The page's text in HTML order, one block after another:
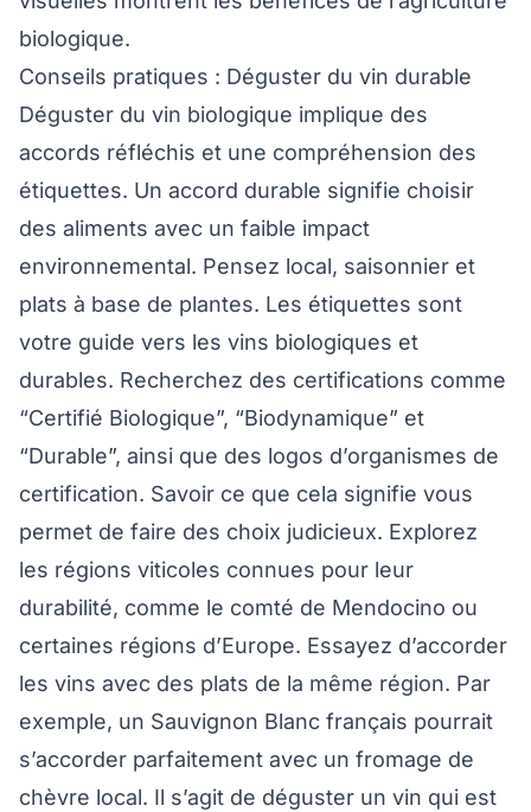
biologique.
Conseils pratiques : Déguster du vin durable
Déguster du vin biologique implique des
accords réfléchis et une compréhension des
étiquettes. Un accord durable signifie choisir
des aliments avec un faible impact
environnemental. Pensez local, saisonnier et
plats à base de plantes. Les étiquettes sont
votre guide vers les vins biologiques et
durables. Recherchez des certifications comme
“Certifié Biologique”, “Biodynamique” et
“Durable”, ainsi que des logos d’organismes de
certification. Savoir ce que cela signifie vous
permet de faire des choix judicieux. Explorez
les régions viticoles connues pour leur
durabilité, comme le comté de Mendocino ou
certaines régions d’Europe. Essayez d’accorder
les vins avec des plats de la même région. Par
exemple, un Sauvignon Blanc français pourrait
s’accorder parfaitement avec un fromage de
chèvre local. Il s’agit de déguster un vin qui est